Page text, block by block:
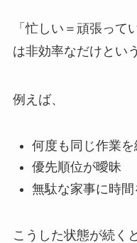
「忙しい＝頑張って
は非効率なだけとい
例えば、
何度も同じ作業
優先順位が曖昧
無駄な家事に時
こうした状態が続く